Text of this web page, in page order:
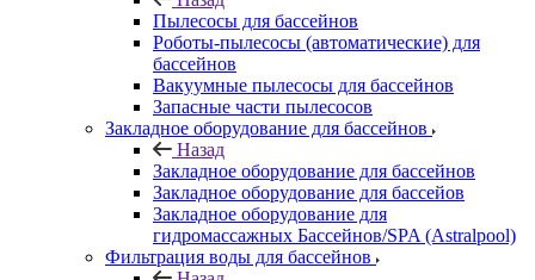
Пылесосы для бассейнов
Роботы-пылесосы (автоматические) для
бассейнов
Вакуумные пылесосы для бассейнов
Запасные части пылесосов
Закладное оборудование для бассейнов
Назад
Закладное оборудование для бассейнов
Закладное оборудование для бассейов
Закладное оборудование для
гидромассажных Бассейнов/SPA (Astralpool)
Фильтрация воды для бассейнов